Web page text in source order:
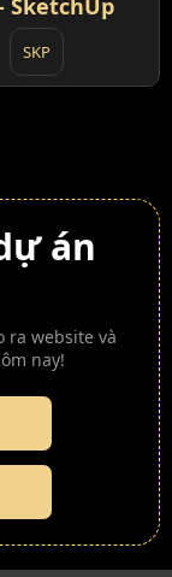
SketchUp
SKP
án
ra website và
nay!